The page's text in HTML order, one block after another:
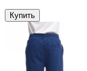
Купить